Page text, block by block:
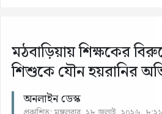
মঠবাড়িয়ায় শিক্ষকের
শিশুকে যৌন হয়রানির
অনলাইন ডেস্ক